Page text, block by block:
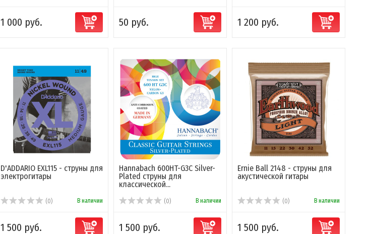
1 000 руб. 50 руб. 1 200 руб.
D'ADDARIO EXL115 - струны для
электрогитары
(0) В наличии
1 500 руб.
Hannabach 600HT-G3C Silver-
Plated струны для
классической...
(0) В наличии
1 500 руб.
Ernie Ball 2148 - струны для
акустической гитары
(0) В наличии
1 500 руб.